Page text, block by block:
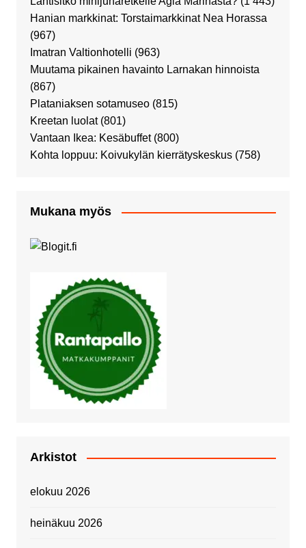
Hanian markkinat: Torstaimarkkinat Nea Horassa
(967)
Imatran Valtionhotelli (963)
Muutama pikainen havainto Larnakan hinnoista
(867)
Plataniaksen sotamuseo (815)
Kreetan luolat (801)
Vantaan Ikea: Kesäbuffet (800)
Kohta loppuu: Koivukylän kierrätyskeskus (758)
Mukana myös
Arkistot
elokuu 2026
heinäkuu 2026